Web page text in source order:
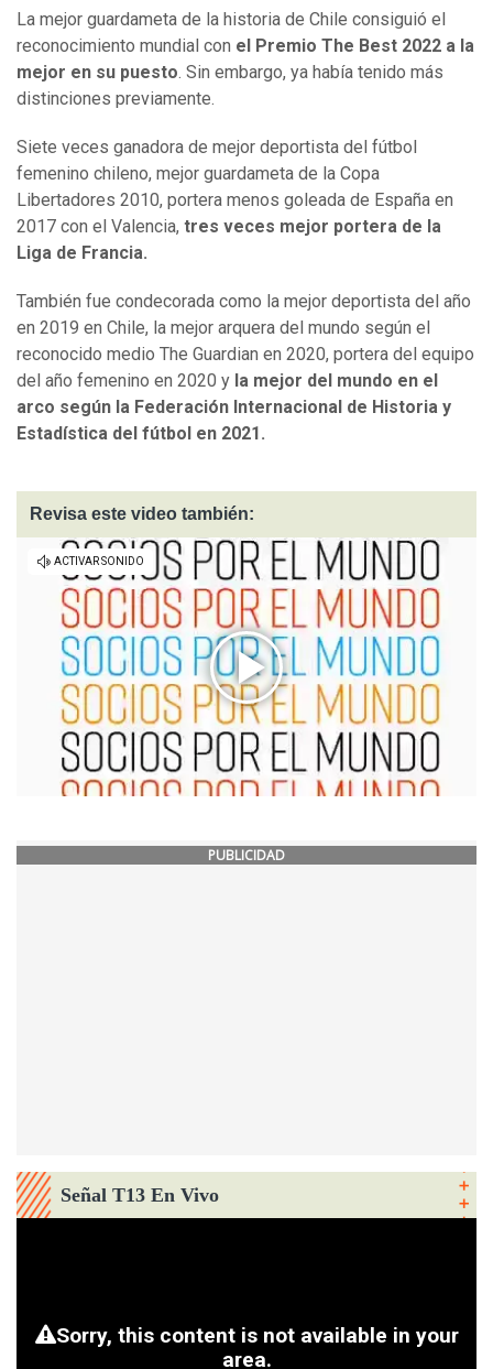
La mejor guardameta de la historia de Chile consiguió el
reconocimiento mundial con el Premio The Best 2022 a la
mejor en su puesto. Sin embargo, ya había tenido más
distinciones previamente.
Siete veces ganadora de mejor deportista del fútbol
femenino chileno, mejor guardameta de la Copa
Libertadores 2010, portera menos goleada de España en
2017 con el Valencia, tres veces mejor portera de la
Liga de Francia.
También fue condecorada como la mejor deportista del año
en 2019 en Chile, la mejor arquera del mundo según el
reconocido medio The Guardian en 2020, portera del equipo
del año femenino en 2020 y la mejor del mundo en el
arco según la Federación Internacional de Historia y
Estadística del fútbol en 2021.
Revisa este video también:
PUBLICIDAD
Señal T13 En Vivo